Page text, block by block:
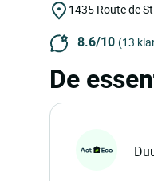
1435 Route de
8.6/10 (13
De